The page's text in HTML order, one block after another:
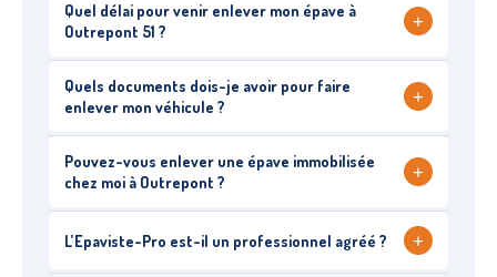
Quel délai pour venir enlever mon épave à
Outrepont 51 ?
+
Quels documents dois-je avoir pour faire
enlever mon véhicule ?
+
Pouvez-vous enlever une épave immobilisée
chez moi à Outrepont ?
+
L’Epaviste-Pro est-il un professionnel agréé ? +